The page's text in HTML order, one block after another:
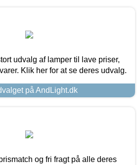
udvalg af lamper til lave priser,
Klik her for at se deres udvalg.
på AndLight.dk
og fri fragt på alle deres